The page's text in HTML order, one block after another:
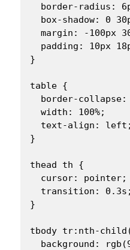
border-radius:
box-shadow: 0
margin: -100px
padding: 10px
}
table {
border-collapse:
  width: 100%;
  text-align: left;
}
thead th {
  cursor: pointer;
  transition: 0.3s;
}
tbody tr:nth-
background: